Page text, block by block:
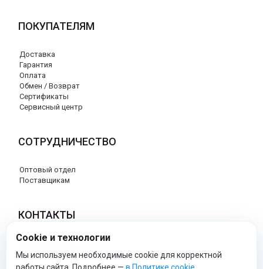
ПОКУПАТЕЛЯМ
Доставка
Гарантия
Оплата
Обмен / Возврат
Сертификаты
Сервисный центр
СОТРУДНИЧЕСТВО
Оптовый отдел
Поставщикам
КОНТАКТЫ
8 (800) 707-17-56
info@peg-perego-market.ru
Cookie и технологии
Мы используем необходимые cookie для корректной